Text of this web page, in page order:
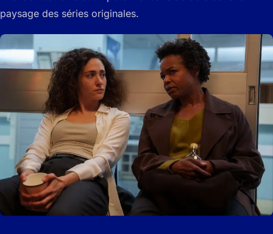
paysage des séries originales.